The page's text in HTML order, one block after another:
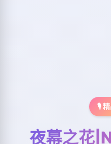
🎙️
夜幕之花